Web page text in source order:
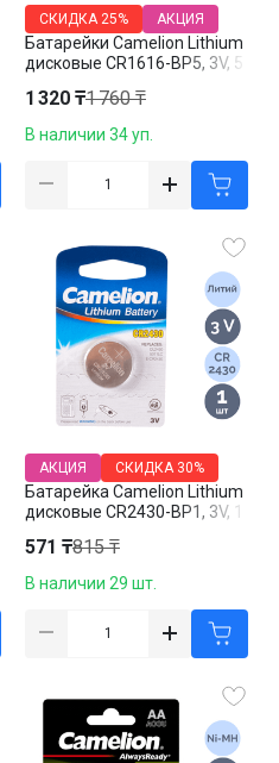
Батарейки Camelion Lithium
дисковые CR1616-BP5, 3V, 5
СКИДКА 25% АКЦИЯ
1 320 ₸1 760 ₸
В наличии 34 уп.
Батарейка Camelion Lithium
дисковые CR2430-BP1, 3V, 1
АКЦИЯ СКИДКА 30%
571 ₸815 ₸
В наличии 29 шт.